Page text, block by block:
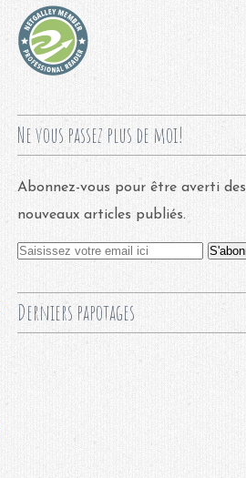
Ne vous passez plus de moi!
Abonnez-vous pour être averti des
nouveaux articles publiés.
Derniers papotages